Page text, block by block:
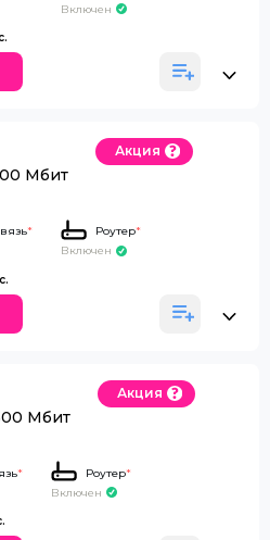
Включен
Мбит
Акция
*
Роутер*
Включен
Мбит
Акция
*
Роутер*
Включен